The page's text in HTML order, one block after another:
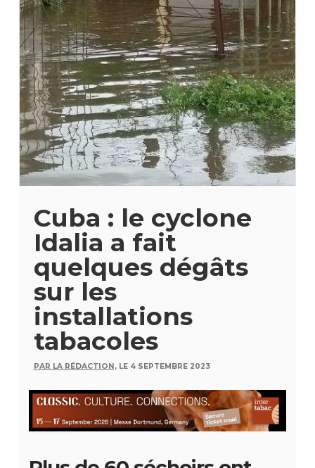
Cuba : le cyclone
Idalia a fait
quelques dégâts
sur les
installations
tabacoles
PAR LA RÉDACTION, LE 4 SEPTEMBRE 2023